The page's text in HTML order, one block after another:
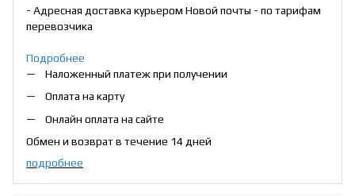
- Адресная доставка курьером Новой почты - по тарифам
перевозчика
Подробнее
Наложенный платеж при получении
Оплата на карту
Онлайн оплата на сайте
Обмен и возврат в течение 14 дней
подробнее